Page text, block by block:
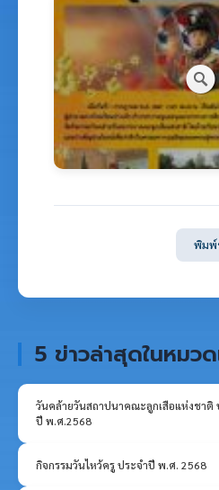
พิมพ์
5 ข่าวล่าสุดในหมว
วันคล้ายวันสถาปนาคณะลูกเสือแห่งชาติ
ปี พ.ศ.2568
กิจกรรมวันไหว้ครู ประจำปี พ.ศ. 2568